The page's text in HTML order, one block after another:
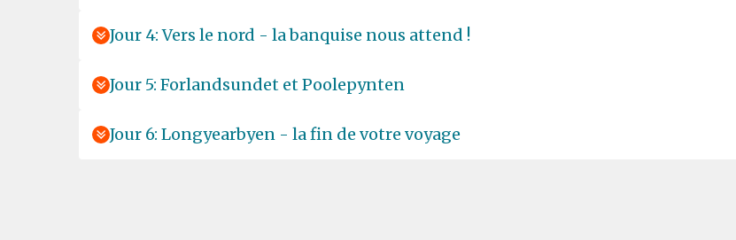
Jour 4: Vers le nord - la banquise nous attend !
Jour 5: Forlandsundet et Poolepynten
Jour 6: Longyearbyen - la fin de votre voyage